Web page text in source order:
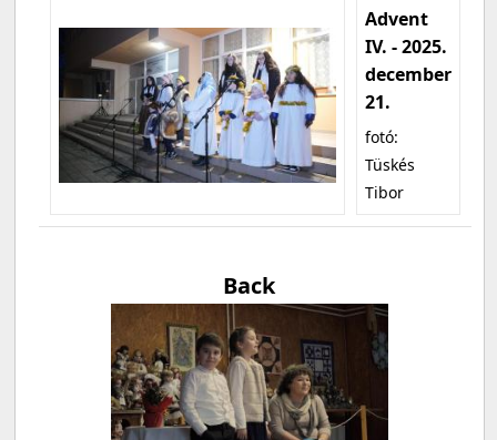
Advent
IV. - 2025.
december
21.
fotó:
Tüskés
Tibor
Back